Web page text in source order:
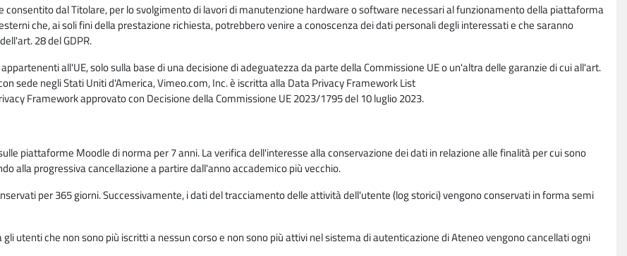
consentito dal Titolare, per lo svolgimento di lavori di manutenzione hardware o software necessari al funzionamento della piattaforma
che, ai soli fini della prestazione richiesta, potrebbero venire a conoscenza dei dati personali degli interessati e che saranno
28 del GDPR.
all'UE, solo sulla base di una decisione di adeguatezza da parte della Commissione UE o un'altra delle garanzie di cui all'art.
sede negli Stati Uniti d'America, Vimeo.com, Inc. è iscritta alla Data Privacy Framework List
Framework approvato con Decisione della Commissione UE 2023/1795 del 10 luglio 2023.
piattaforme Moodle di norma per 7 anni. La verifica dell'interesse alla conservazione dei dati in relazione alle finalità per cui sono
alla progressiva cancellazione a partire dall'anno accademico più vecchio.
per 365 giorni. Successivamente, i dati del tracciamento delle attività dell'utente (log storici) vengono conservati in forma semi
utenti che non sono più iscritti a nessun corso e non sono più attivi nel sistema di autenticazione di Ateneo vengono cancellati ogni